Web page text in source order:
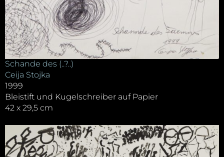
Schande des (..?..)
Ceija Stojka
1999
Bleistift und Kugelschreiber auf Papier
42 x 29,5 cm